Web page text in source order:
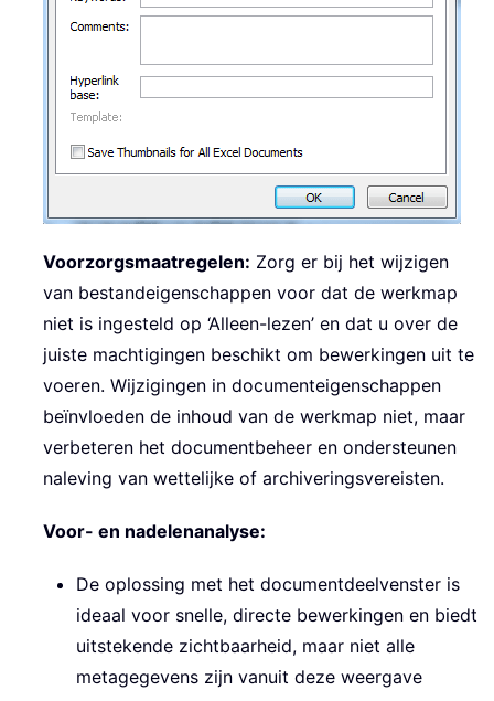
Voorzorgsmaatregelen: Zorg er bij het wijzigen
van bestandeigenschappen voor dat de werkmap
niet is ingesteld op ‘Alleen-lezen’ en dat u over de
juiste machtigingen beschikt om bewerkingen uit te
voeren. Wijzigingen in documenteigenschappen
beïnvloeden de inhoud van de werkmap niet, maar
verbeteren het documentbeheer en ondersteunen
naleving van wettelijke of archiveringsvereisten.
Voor- en nadelenanalyse:
De oplossing met het documentdeelvenster is
ideaal voor snelle, directe bewerkingen en biedt
uitstekende zichtbaarheid, maar niet alle
metagegevens zijn vanuit deze weergave